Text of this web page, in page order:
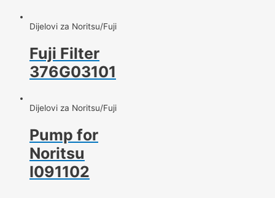
Dijelovi za Noritsu/Fuji
Fuji Filter
376G03101
Dijelovi za Noritsu/Fuji
Pump for
Noritsu
I091102